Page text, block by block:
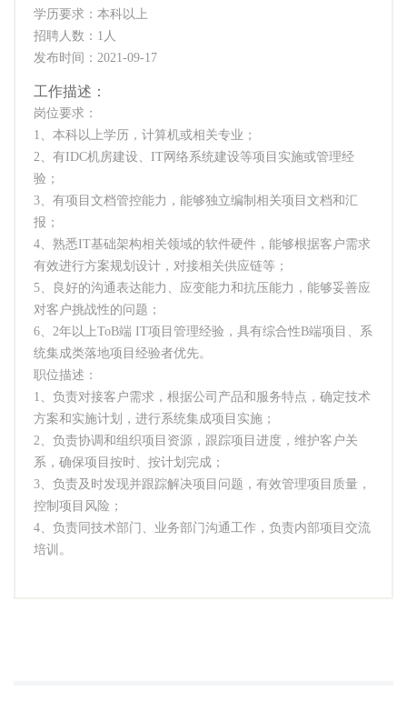
学历要求：本科以上
招聘人数：1人
发布时间：2021-09-17
工作描述：
岗位要求：
1、本科以上学历，计算机或相关专业；
2、有IDC机房建设、IT网络系统建设等项目实施或管理经
验；
3、有项目文档管控能力，能够独立编制相关项目文档和汇
报；
4、熟悉IT基础架构相关领域的软件硬件，能够根据客户需求
有效进行方案规划设计，对接相关供应链等；
5、良好的沟通表达能力、应变能力和抗压能力，能够妥善应
对客户挑战性的问题；
6、2年以上ToB端 IT项目管理经验，具有综合性B端项目、系
统集成类落地项目经验者优先。
职位描述：
1、负责对接客户需求，根据公司产品和服务特点，确定技术
方案和实施计划，进行系统集成项目实施；
2、负责协调和组织项目资源，跟踪项目进度，维护客户关
系，确保项目按时、按计划完成；
3、负责及时发现并跟踪解决项目问题，有效管理项目质量，
控制项目风险；
4、负责同技术部门、业务部门沟通工作，负责内部项目交流
培训。